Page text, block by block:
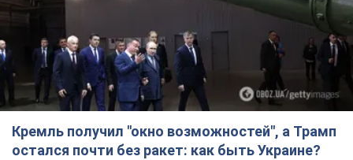
Кремль получил "окно возможностей", а Трамп
остался почти без ракет: как быть Украине?